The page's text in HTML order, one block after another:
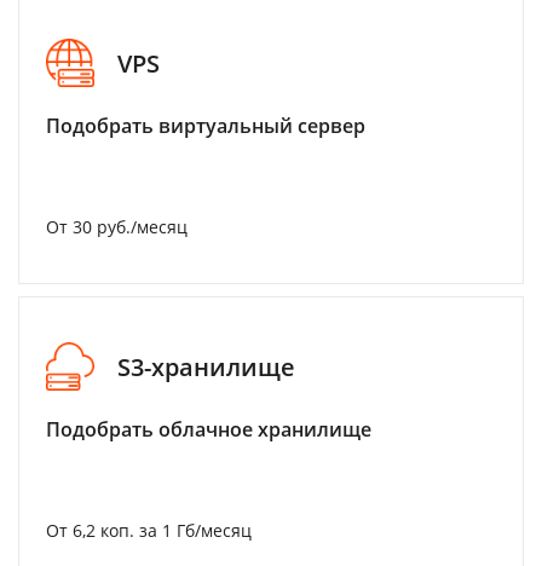
VPS
Подобрать виртуальный сервер
От 30 руб./месяц
S3-хранилище
Подобрать облачное хранилище
От 6,2 коп. за 1 Гб/месяц